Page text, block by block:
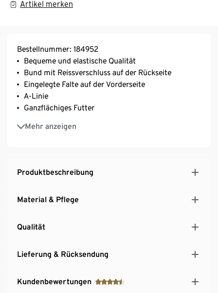
Artikel merken
Bestellnummer: 184952
Bequeme und elastische Qualität
Bund mit Reissverschluss auf der Rückseite
Eingelegte Falte auf der Vorderseite
A-Linie
Ganzflächiges Futter
Mehr anzeigen
Hahnentritt-Dessin
Mit Elasthan: formbeständig, perfekter Sitz, hoher
Produktbeschreibung
Material & Pflege
Qualität
Lieferung & Rücksendung
Kundenbewertungen